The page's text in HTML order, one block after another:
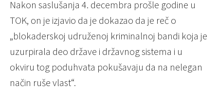
Nakon saslušanja 4. decembra prošle godine u
TOK, on je izjavio da je dokazao da je reč o
„blokaderskoj udruženoj kriminalnoj bandi koja je
uzurpirala deo države i državnog sistema i u
okviru tog poduhvata pokušavaju da na nelegan
način ruše vlast“.